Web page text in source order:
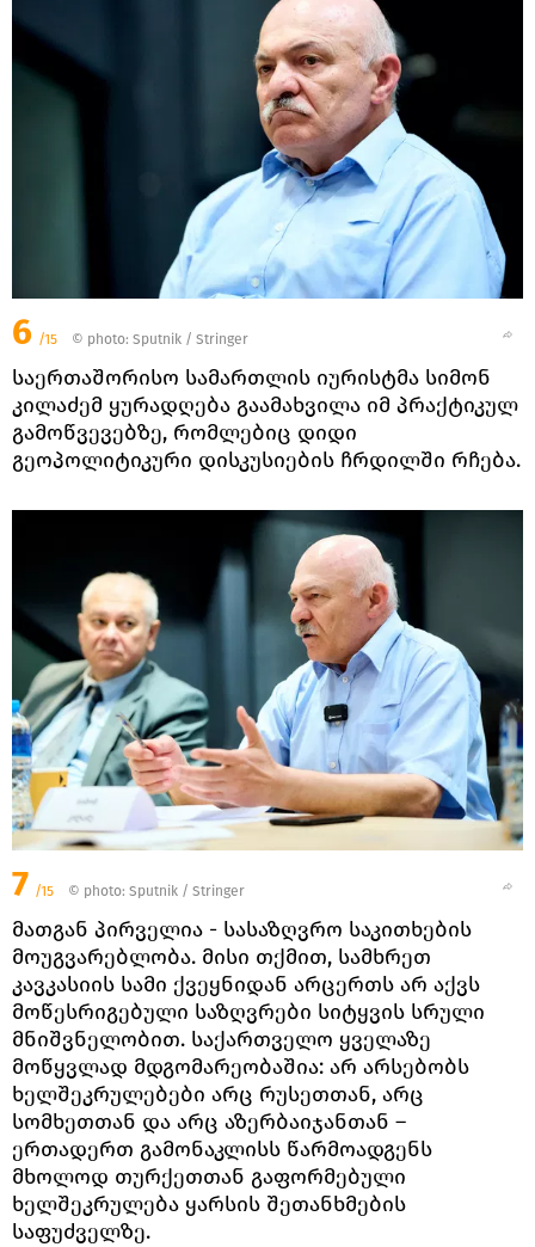
6 /15 © photo: Sputnik / Stringer
საერთაშორისო სამართლის იურისტმა სიმონ
კილაძემ ყურადღება გაამახვილა იმ პრაქტიკულ
გამოწვევებზე, რომლებიც დიდი
გეოპოლიტიკური დისკუსიების ჩრდილში რჩება.
7 /15 © photo: Sputnik / Stringer
მათგან პირველია - სასაზღვრო საკითხების
მოუგვარებლობა. მისი თქმით, სამხრეთ
კავკასიის სამი ქვეყნიდან არცერთს არ აქვს
მოწესრიგებული საზღვრები სიტყვის სრული
მნიშვნელობით. საქართველო ყველაზე
მოწყვლად მდგომარეობაშია: არ არსებობს
ხელშეკრულებები არც რუსეთთან, არც
სომხეთთან და არც აზერბაიჯანთან –
ერთადერთ გამონაკლისს წარმოადგენს
მხოლოდ თურქეთთან გაფორმებული
ხელშეკრულება ყარსის შეთანხმების
საფუძველზე.